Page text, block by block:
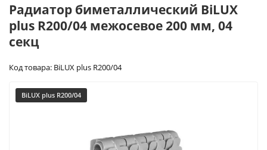
Радиатор биметаллический BiLUX
plus R200/04 межосевое 200 мм, 04
секц
Код товара: BiLUX plus R200/04
BiLUX plus R200/04